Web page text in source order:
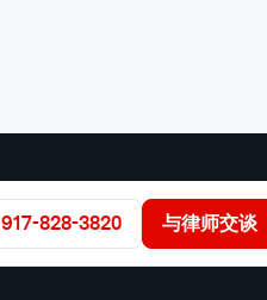
917-828-3820
与律师交谈